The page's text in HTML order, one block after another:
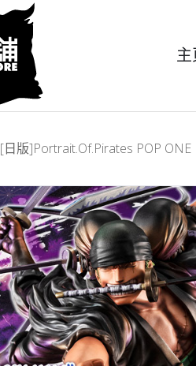
主
[日版]Portrait.Of.Pirates POP ONE